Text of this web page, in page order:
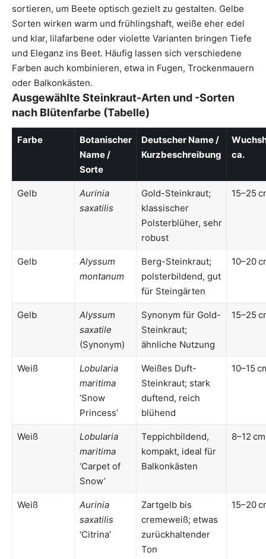
sortieren, um Beete optisch gezielt zu gestalten. Gelbe
Sorten wirken warm und frühlingshaft, weiße eher edel
und klar, lilafarbene oder violette Varianten bringen Tiefe
und Eleganz ins Beet. Häufig lassen sich verschiedene
Farben auch kombinieren, etwa in Fugen, Trockenmauern
oder Balkonkästen.
Ausgewählte Steinkraut-Arten und -Sorten
nach Blütenfarbe (Tabelle)
Farbe
Botanischer
Name /
Sorte
Deutscher Name /
Kurzbeschreibung
ca.
Gelb
Aurinia
saxatilis
Gold-Steinkraut;
klassischer
Polsterblüher, sehr
robust
15–25
Gelb
Alyssum
montanum
Berg-Steinkraut;
polsterbildend, gut
für Steingärten
10–20
Gelb
Alyssum
saxatile
(Synonym)
Synonym für Gold-
Steinkraut;
ähnliche Nutzung
15–25
Weiß
Lobularia
maritima
‘Snow
Princess’
Weißes Duft-
Steinkraut; stark
duftend, reich
blühend
10–15
Weiß
Lobularia
maritima
‘Carpet of
Snow’
Teppichbildend,
kompakt, ideal für
Balkonkästen
8–12 cm
Weiß
Aurinia
saxatilis
‘Citrina’
Zartgelb bis
cremeweiß; etwas
zurückhaltender
Ton
15–20